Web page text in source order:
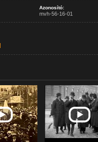
Azonosító:
mvh-56-16-01